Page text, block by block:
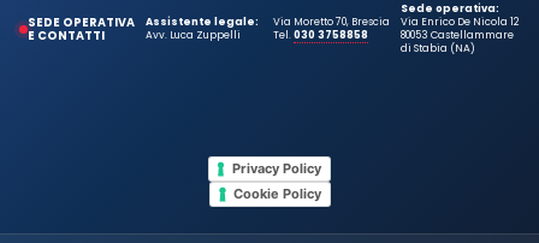
SEDE OPERATIVA
E CONTATTI
Assistente legale:
Avv. Luca Zuppelli
Via Moretto 70, Brescia
Tel.030 3758858
Sede operativa:
Via Enrico De Nicola 12
80053 Castellammare
di Stabia (NA)
Privacy Policy
Cookie Policy